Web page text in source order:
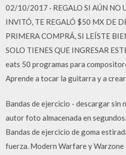
02/10/2017 · REGALO SI AÚN NO
INVITÓ, TE REGALÓ $50 MX DE
PRIMERA COMPRÁ, SI LEÍSTE
SOLO TIENES QUE INGRESAR
eats 50 programas para
Aprende a tocar la guitarra y a crear
Bandas de ejercicio - descargar sin
autor foto almacenada en
Bandas de ejercicio de goma
fuerza. Modern Warfare y Warzone